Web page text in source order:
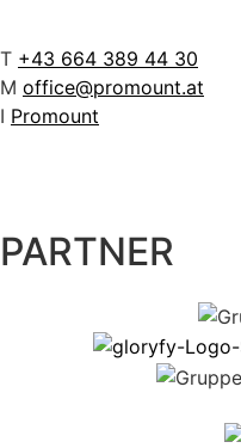
T +43 664 389 44 30
M office@promount.at
I Promount
PARTNER